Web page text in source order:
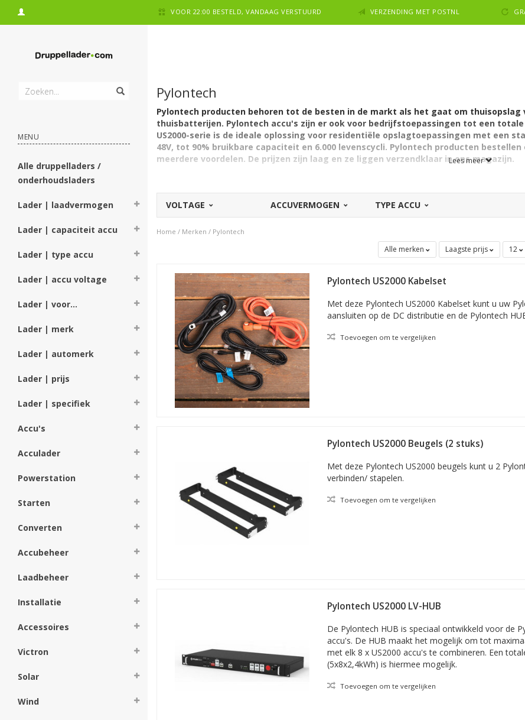
VOOR 22:00 BESTELD, VANDAAG VERSTUURD VERZENDING MET POSTNL
MENU
Alle druppelladers /
onderhoudsladers
Lader | laadvermogen
Lader | capaciteit accu
Lader | type accu
Lader | accu voltage
Lader | voor...
Lader | merk
Lader | automerk
Lader | prijs
Lader | specifiek
Accu's
Acculader
Powerstation
Starten
Converten
Accubeheer
Laadbeheer
Installatie
Accessoires
Victron
Solar
Wind
Pylontech
Pylontech producten behoren tot de besten in de markt als het gaat om thuisopslag
thuisbatterijen. Pylontech accu's zijn er ook voor bedrijfstoepassingen tot een totale
US2000-serie is de ideale oplossing voor residentiële opslagtoepassingen met een
48V, tot 90% bruikbare capaciteit en 6.000 levenscycli. Pylontech producten
meerdere voordelen. De prijzen zijn laag en ze liggen verzendklaar in ons magazijn.
We houden alle prijzen, zo ook die van Pylontech producten, laag. Druppellader.com heeft een
druppelladers, omvormers, starters / boosters, accu's, accutesters en meer. In deze webshop
Een of meerdere product(en) bestellen van Pylontech?Uw bestelling vóór 22.00 uur
klaar voor verzenden via PostNL of DHL. Zo is uw nieuwe Pylontech normaal gesproken
natuurlijk ook een ander adres opgeven, zoals bijvoorbeeld dat van uw werkgever of werkplaats.
Lees meer
VOLTAGE ACCUVERMOGEN TYPE ACCU
Home / Merken / Pylontech
Alle merken Laagste prijs 12
Pylontech US2000 Kabelset
Met deze Pylontech US2000 Kabelset kunt u uw
aansluiten op de DC distributie en de Pylontech
Toevoegen om te vergelijken
Pylontech US2000 Beugels (2 stuks)
Met deze Pylontech US2000 beugels kunt u 2
verbinden/ stapelen.
Toevoegen om te vergelijken
Pylontech US2000 LV-HUB
De Pylontech HUB is speciaal ontwikkeld voor de
accu's. De HUB maakt het mogelijk om tot
met elk 8 x US2000 accu's te combineren. Een
(5x8x2,4kWh) is hiermee mogelijk.
Toevoegen om te vergelijken